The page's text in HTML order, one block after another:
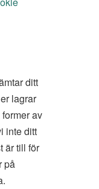
ditt
lagrar
av
inte ditt
är till för
på